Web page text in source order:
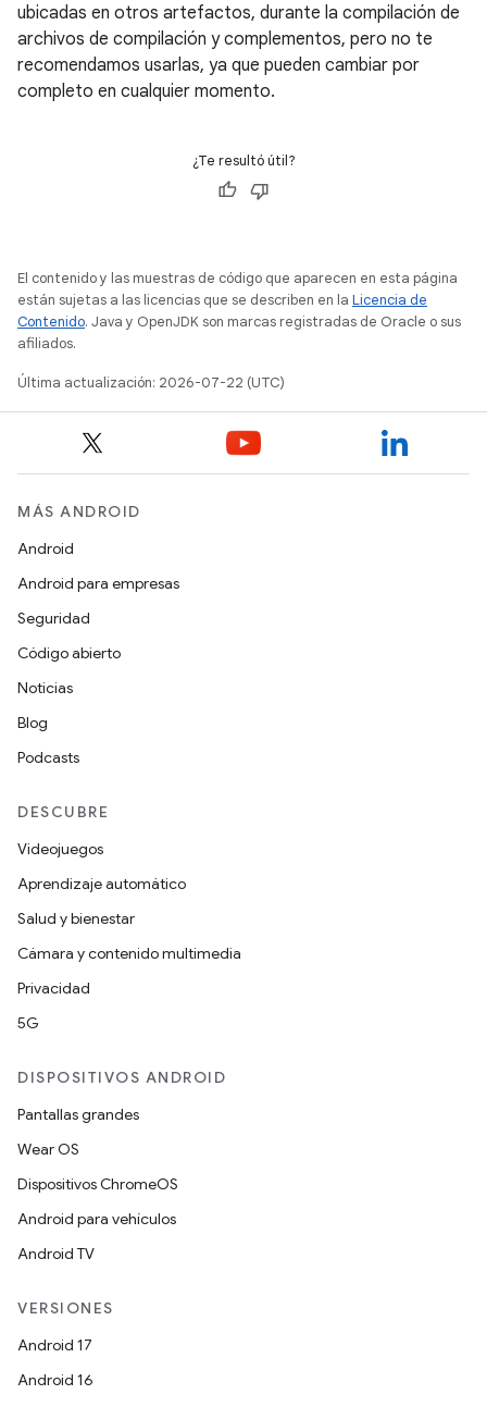
ubicadas en otros artefactos, durante la compilación de
archivos de compilación y complementos, pero no te
recomendamos usarlas, ya que pueden cambiar por
completo en cualquier momento.
¿Te resultó útil?
El contenido y las muestras de código que aparecen en esta página
están sujetas a las licencias que se describen en la Licencia de
Contenido. Java y OpenJDK son marcas registradas de Oracle o sus
afiliados.
Última actualización: 2026-07-22 (UTC)
MÁS ANDROID
Android
Android para empresas
Seguridad
Código abierto
Noticias
Blog
Podcasts
DESCUBRE
Videojuegos
Aprendizaje automático
Salud y bienestar
Cámara y contenido multimedia
Privacidad
5G
DISPOSITIVOS ANDROID
Pantallas grandes
Wear OS
Dispositivos ChromeOS
Android para vehículos
Android TV
VERSIONES
Android 17
Android 16